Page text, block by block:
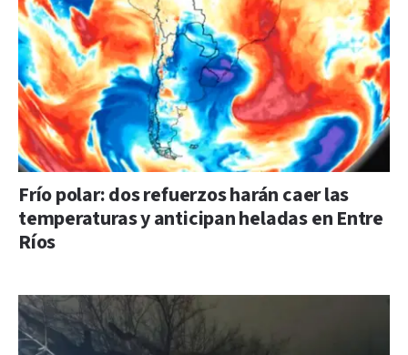
Frío polar: dos refuerzos harán caer las
temperaturas y anticipan heladas en Entre
Ríos